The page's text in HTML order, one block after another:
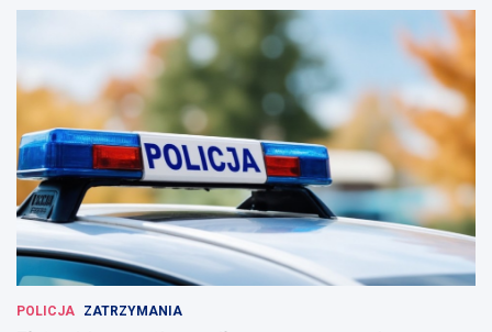
POLICJA ZATRZYMANIA